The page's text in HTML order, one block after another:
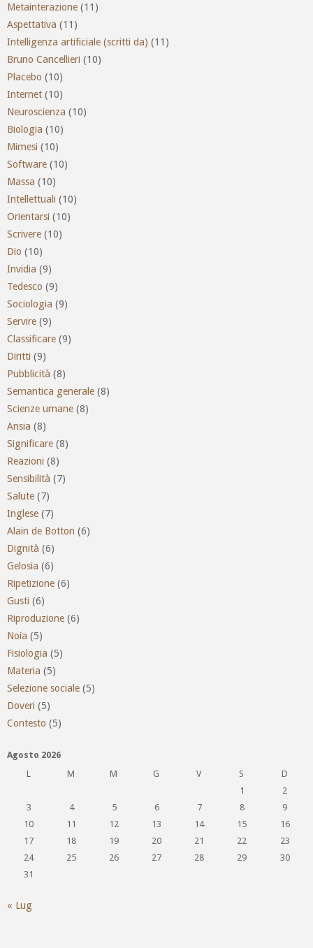
Metainterazione (11)
Aspettativa (11)
Intelligenza artificiale (scritti da) (11)
Bruno Cancellieri (10)
Placebo (10)
Internet (10)
Neuroscienza (10)
Biologia (10)
Mimesi (10)
Software (10)
Massa (10)
Intellettuali (10)
Orientarsi (10)
Scrivere (10)
Dio (10)
Invidia (9)
Tedesco (9)
Sociologia (9)
Servire (9)
Classificare (9)
Diritti (9)
Pubblicità (8)
Semantica generale (8)
Scienze umane (8)
Ansia (8)
Significare (8)
Reazioni (8)
Sensibilità (7)
Salute (7)
Inglese (7)
Alain de Botton (6)
Dignità (6)
Gelosia (6)
Ripetizione (6)
Gusti (6)
Riproduzione (6)
Noia (5)
Fisiologia (5)
Materia (5)
Selezione sociale (5)
Doveri (5)
Contesto (5)
Agosto 2026
L
M M G V S
D
1
2
3
4 5 6 7 8
9
10
11 12 13 14 15
16
17
18 19 20 21 22
23
24
25 26 27 28 29
30
31
« Lug